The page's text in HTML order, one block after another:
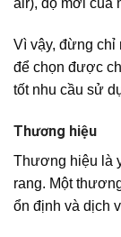
air), độ mới của
Vì vậy, đừng chỉ
để chọn được
tốt nhu cầu sử
Thương hiệu
Thương hiệu là
rang. Một
ổn định và dịch